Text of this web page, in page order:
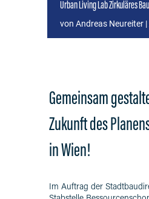
Urban Living Lab Zirkuläres
vonAndreas Neureiter |
Gemeinsam
Zukunft des
in Wien!
Im Auftrag der